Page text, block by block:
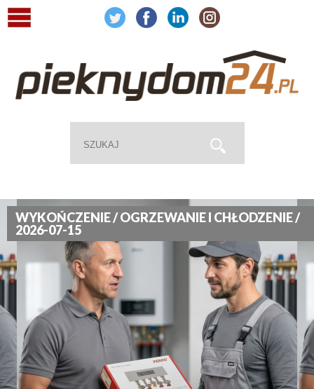
WYKOŃCZENIE / OGRZEWANIE I CHŁODZENIE /
2026-07-15